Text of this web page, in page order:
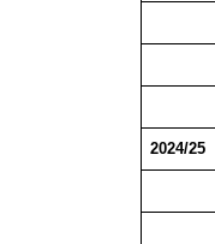
2024/25